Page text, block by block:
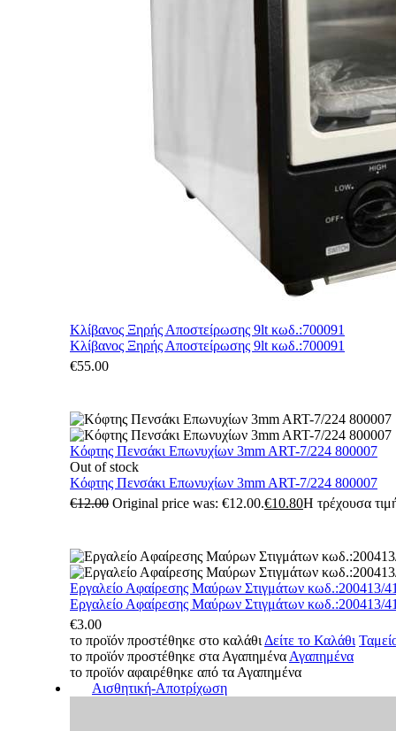
Κλίβανος Ξηρής Αποστείρωσης 9lt κωδ.:700091
Κλίβανος Ξηρής Αποστείρωσης 9lt κωδ.:700091
€55.00
Κόφτης Πενσάκι Επωνυχίων 3mm ART-7/224 800007
Out of stock
Κόφτης Πενσάκι Επωνυχίων 3mm ART-7/224 800007
€12.00 Original price was: €12.00.€10.80Η τρέχουσα
Εργαλείο Αφαίρεσης Μαύρων Στιγμάτων κωδ.:200413/
Εργαλείο Αφαίρεσης Μαύρων Στιγμάτων κωδ.:200413/
€3.00
το προϊόν προστέθηκε στο καλάθι Δείτε το Καλάθι
το προϊόν προστέθηκε στα Αγαπημένα Αγαπημένα
το προϊόν αφαιρέθηκε από τα Αγαπημένα
Αισθητική-Αποτρίχωση